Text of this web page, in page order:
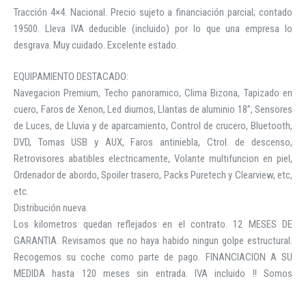
Tracción 4×4. Nacional. Precio sujeto a financiación parcial; contado
19500. Lleva IVA deducible (incluido) por lo que una empresa lo
desgrava. Muy cuidado. Excelente estado.
EQUIPAMIENTO DESTACADO:
Navegacion Premium, Techo panoramico, Clima Bizona, Tapizado en
cuero, Faros de Xenon, Led diurnos, Llantas de aluminio 18”, Sensores
de Luces, de Lluvia y de aparcamiento, Control de crucero, Bluetooth,
DVD, Tomas USB y AUX, Faros antiniebla, Ctrol. de descenso,
Retrovisores abatibles electricamente, Volante multifuncion en piel,
Ordenador de abordo, Spoiler trasero, Packs Puretech y Clearview, etc,
etc.
Distribución nueva.
Los kilometros quedan reflejados en el contrato. 12 MESES DE
GARANTIA. Revisamos que no haya habido ningun golpe estructural.
Recogemos su coche como parte de pago. FINANCIACION A SU
MEDIDA hasta 120 meses sin entrada. IVA incluido !! Somos